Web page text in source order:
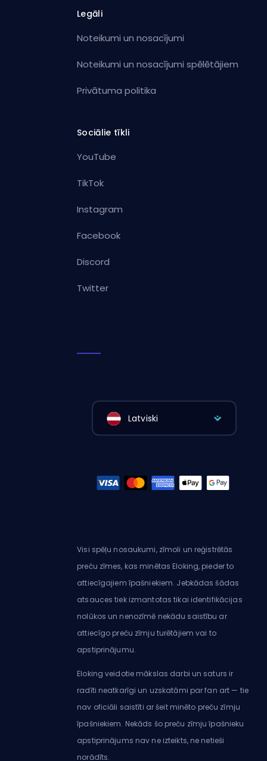
Legāli
Noteikumi un nosacījumi
Noteikumi un nosacījumi spēlētājiem
Privātuma politika
Sociālie tīkli
YouTube
TikTok
Instagram
Facebook
Discord
Twitter
Latviski
Visi spēļu nosaukumi, zīmoli un reģistrētās
preču zīmes, kas minētas Eloking, pieder to
attiecīgajiem īpašniekiem. Jebkādas šādas
atsauces tiek izmantotas tikai identifikācijas
nolūkos un nenozīmē nekādu saistību ar
attiecīgo preču zīmju turētājiem vai to
apstiprinājumu.
Eloking veidotie mākslas darbi un saturs ir
radīti neatkarīgi un uzskatāmi par fan art — tie
nav oficiāli saistīti ar šeit minēto preču zīmju
īpašniekiem. Nekāds šo preču zīmju īpašnieku
apstiprinājums nav ne izteikts, ne netieši
norādīts.